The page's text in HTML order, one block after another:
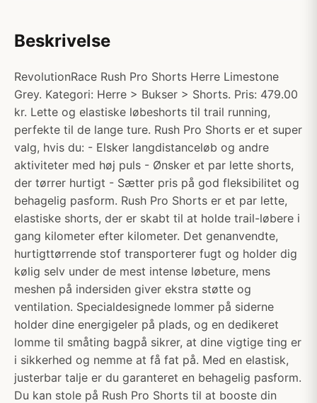
Beskrivelse
RevolutionRace Rush Pro Shorts Herre Limestone
Grey. Kategori: Herre > Bukser > Shorts. Pris: 479.00
kr. Lette og elastiske løbeshorts til trail running,
perfekte til de lange ture. Rush Pro Shorts er et super
valg, hvis du: - Elsker langdistanceløb og andre
aktiviteter med høj puls - Ønsker et par lette shorts,
der tørrer hurtigt - Sætter pris på god fleksibilitet og
behagelig pasform. Rush Pro Shorts er et par lette,
elastiske shorts, der er skabt til at holde trail-løbere i
gang kilometer efter kilometer. Det genanvendte,
hurtigttørrende stof transporterer fugt og holder dig
kølig selv under de mest intense løbeture, mens
meshen på indersiden giver ekstra støtte og
ventilation. Specialdesignede lommer på siderne
holder dine energigeler på plads, og en dedikeret
lomme til småting bagpå sikrer, at dine vigtige ting er
i sikkerhed og nemme at få fat på. Med en elastisk,
justerbar talje er du garanteret en behagelig pasform.
Du kan stole på Rush Pro Shorts til at booste din